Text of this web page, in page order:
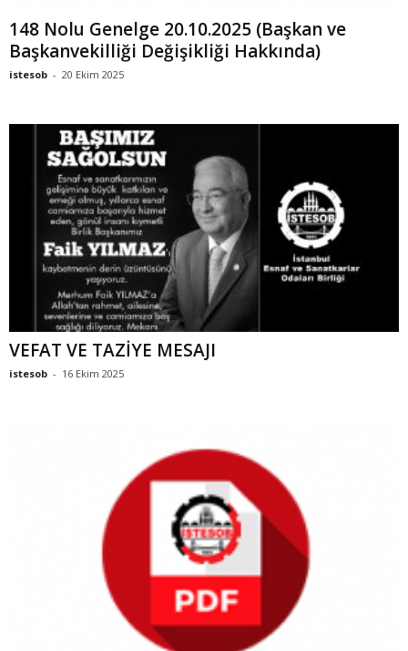
148 Nolu Genelge 20.10.2025 (Başkan ve
Başkanvekilliği Değişikliği Hakkında)
istesob - 20 Ekim 2025
VEFAT VE TAZİYE MESAJI
istesob - 16 Ekim 2025